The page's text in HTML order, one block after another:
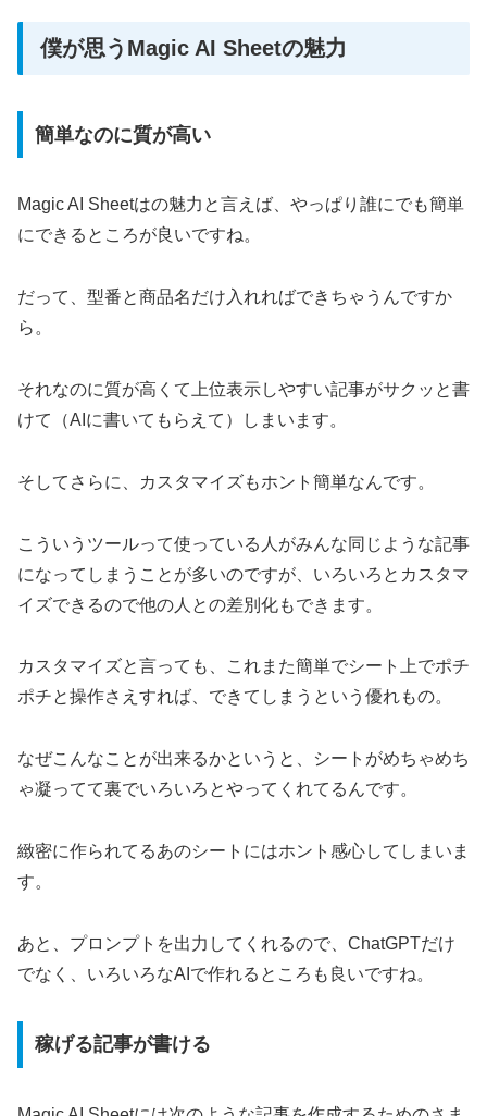
僕が思うMagic AI Sheetの魅力
簡単なのに質が高い
Magic AI Sheetはの魅力と言えば、やっぱり誰にでも簡単
にできるところが良いですね。
だって、型番と商品名だけ入れればできちゃうんですか
ら。
それなのに質が高くて上位表示しやすい記事がサクッと書
けて（AIに書いてもらえて）しまいます。
そしてさらに、カスタマイズもホント簡単なんです。
こういうツールって使っている人がみんな同じような記事
になってしまうことが多いのですが、いろいろとカスタマ
イズできるので他の人との差別化もできます。
カスタマイズと言っても、これまた簡単でシート上でポチ
ポチと操作さえすれば、できてしまうという優れもの。
なぜこんなことが出来るかというと、シートがめちゃめち
ゃ凝ってて裏でいろいろとやってくれてるんです。
緻密に作られてるあのシートにはホント感心してしまいま
す。
あと、プロンプトを出力してくれるので、ChatGPTだけ
でなく、いろいろなAIで作れるところも良いですね。
稼げる記事が書ける